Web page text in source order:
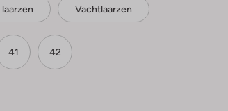
Vachtlaarzen
41 42